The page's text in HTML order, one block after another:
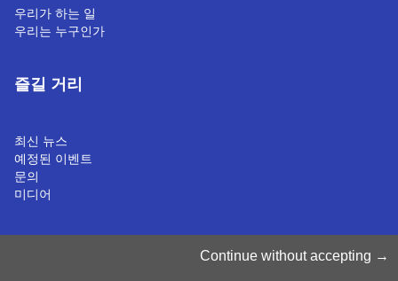
우리가 하는 일
우리는 누구인가
즐길 거리
최신 뉴스
예정된 이벤트
문의
미디어
Continue without accepting